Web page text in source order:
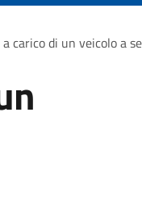
carico di un veicolo a